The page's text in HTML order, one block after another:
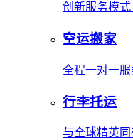
创新服务模
空运搬家
全程一对一
行李托运
与全球精英